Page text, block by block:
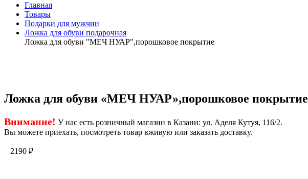
Главная
Товары
Подарки для мужчин
Ложка для обуви подарочная
Ложка для обуви "МЕЧ НУАР",порошковое покрытие
Ложка для обуви «МЕЧ НУАР»,порошковое покрытие
Внимание! У нас есть розничный магазин в Казани: ул. Аделя Кутуя, 116/2.
Вы можете приехать, посмотреть товар вживую или заказать доставку.
2190 ₽